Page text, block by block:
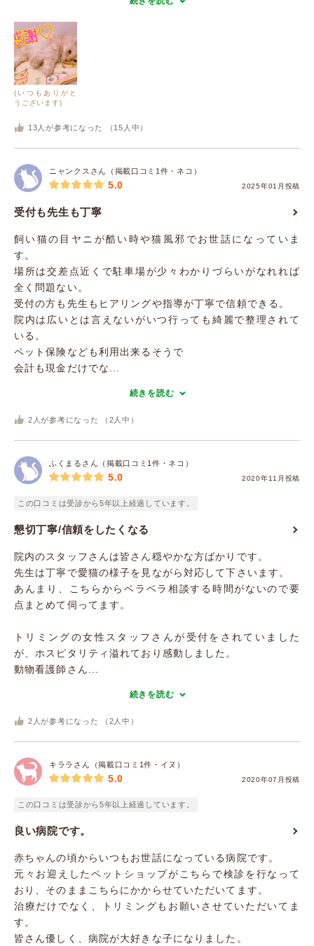
(いつもありがと
うございます)
13 人が参考になった （ 15 人中）
ニャンクスさん（掲載口コミ1件・ネコ）
2025年01月投稿
5.0
受付も先生も丁寧
飼い猫の目ヤニが酷い時や猫風邪でお世話になっていま
す。
場所は交差点近くで駐車場が少々わかりづらいがなれれば
全く問題ない。
受付の方も先生もヒアリングや指導が丁寧で信頼できる。
院内は広いとは言えないがいつ行っても綺麗で整理されて
いる。
ペット保険なども利用出来るそうで
会計も現金だけでな...
続きを読む
2 人が参考になった （ 2 人中）
ふくまるさん（掲載口コミ1件・ネコ）
2020年11月投稿
5.0
この口コミは受診から5年以上経過しています。
懇切丁寧/信頼をしたくなる
院内のスタッフさんは皆さん穏やかな方ばかりです。
先生は丁寧で愛猫の様子を見ながら対応して下さいます。
あんまり、こちらからベラベラ相談する時間がないので要
点まとめて伺ってます。
トリミングの女性スタッフさんが受付をされていました
が、ホスピタリティ溢れており感動しました。
動物看護師さん...
続きを読む
2 人が参考になった （ 2 人中）
キララさん（掲載口コミ1件・イヌ）
2020年07月投稿
5.0
この口コミは受診から5年以上経過しています。
良い病院です。
赤ちゃんの頃からいつもお世話になっている病院です。
元々お迎えしたペットショップがこちらで検診を行なって
おり、そのままこちらにかからせていただいてます。
治療だけでなく、トリミングもお願いさせていただいてま
す。
皆さん優しく、病院が大好きな子になりました。